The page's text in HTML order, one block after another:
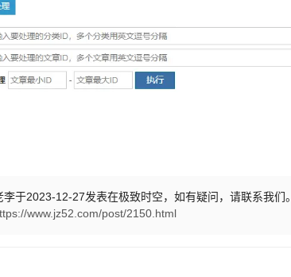
于2023-12-27发表在极致时空，如有疑问，请联系我们。
www.jz52.com/post/2150.html